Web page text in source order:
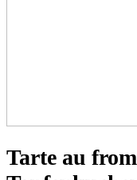
Tarte au